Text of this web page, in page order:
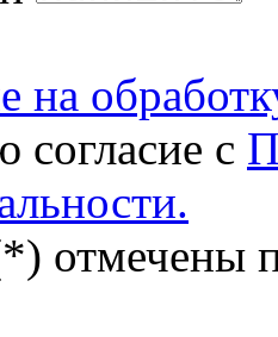
на
согласие с
отмечены